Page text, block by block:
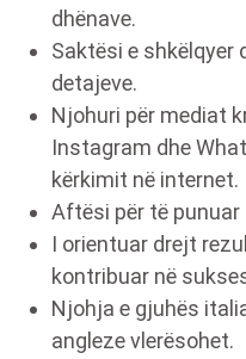
dhënave.
Saktësi e shkëlqyer
detajeve.
Njohuri për mediat
Instagram dhe
kërkimit në internet.
Aftësi për të punuar
I orientuar drejt
kontribuar në
Njohja e gjuhës
angleze vlerësohet.